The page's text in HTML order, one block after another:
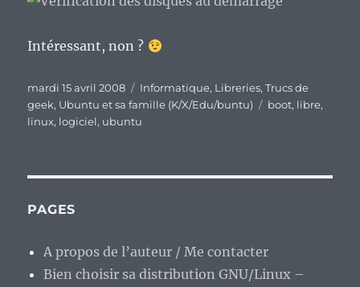
Intéressant, non ?
Publié
le
mardi 15 avril 2008 Catégories
Informatique, Libreries,Trucs de
geek, Ubuntu et sa famille (K/X/Edu/buntu) Étiquettes
boot, libre,
linux, logiciel, ubuntu
PAGES
A propos de l’auteur / Me contacter
Bien choisir sa distribution GNU/Linux –